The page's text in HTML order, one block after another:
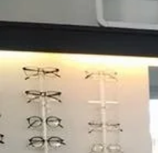
DU
9h -18h30